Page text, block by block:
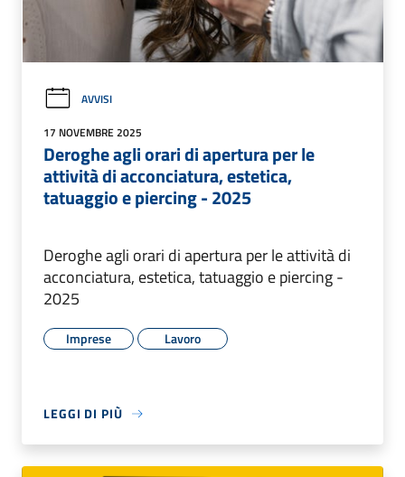
AVVISI
17 NOVEMBRE 2025
Deroghe agli orari di apertura per le
attività di acconciatura, estetica,
tatuaggio e piercing - 2025
Deroghe agli orari di apertura per le attività di
acconciatura, estetica, tatuaggio e piercing -
2025
Imprese Lavoro
LEGGI DI PIÙ